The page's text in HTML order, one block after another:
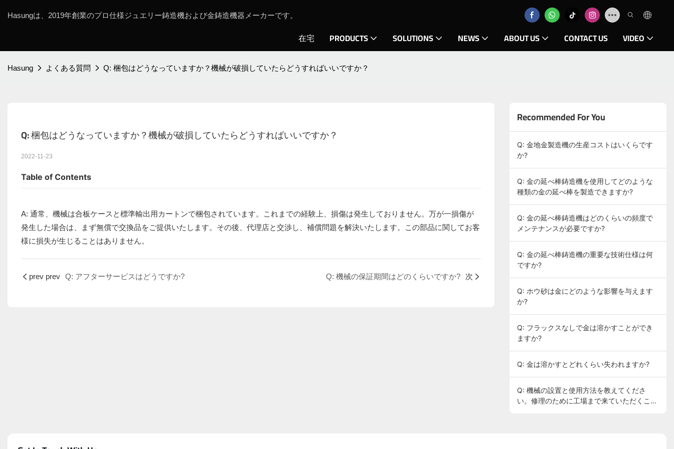
Hasungは、2019年創業のプロ仕様ジュエリー鋳造機および金鋳造機器メーカーです。
在宅 PRODUCTS SOLUTIONS NEWS ABOUT US CONTACT US VIDEO
Hasung よくある質問 Q: 梱包はどうなっていますか？機械が破損していたらどうすればいいですか？
Q: 梱包はどうなっていますか？機械が破損していたらどうすればいいですか？
2022-11-23
Table of Contents
A: 通常、機械は合板ケースと標準輸出用カートンで梱包されています。これまでの経験上、損傷は発生しておりません。万が一損傷が
発生した場合は、まず無償で交換品をご提供いたします。その後、代理店と交渉し、補償問題を解決いたします。この部品に関してお客
様に損失が生じることはありません。
prev prev Q: アフターサービスはどうですか? Q: 機械の保証期間はどのくらいですか? 次
Recommended For You
Q: 金地金製造機の生産コストはいくらです
か?
Q: 金の延べ棒鋳造機を使用してどのような
種類の金の延べ棒を製造できますか?
Q: 金の延べ棒鋳造機はどのくらいの頻度で
メンテナンスが必要ですか?
Q: 金の延べ棒鋳造機の重要な技術仕様は何
ですか?
Q: ホウ砂は金にどのような影響を与えます
か?
Q: フラックスなしで金は溶かすことができ
ますか?
Q: 金は溶かすとどれくらい失われますか?
Q: 機械の設置と使用方法を教えてくださ
い。修理のために工場まで来ていただくこと